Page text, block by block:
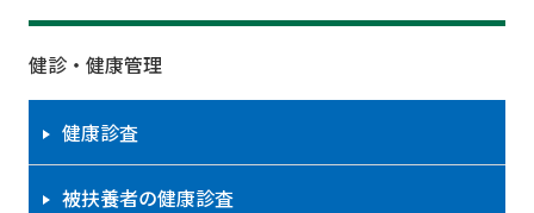
健診・健康管理
健康診査
被扶養者の健康診査